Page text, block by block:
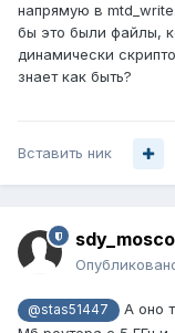
напрямую в
бы это были файлы,
динамически
знает как быть?
Вставить ник
@stas51447
А оно